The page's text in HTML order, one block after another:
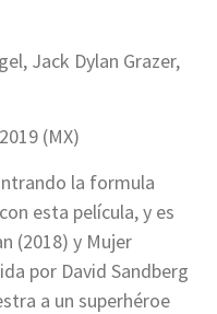
Jack Dylan Grazer,
(MX)
la formula
esta película, y es
(2018) y Mujer
por David Sandberg
a un superhéroe